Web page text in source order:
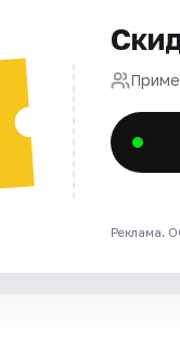
Реклама.